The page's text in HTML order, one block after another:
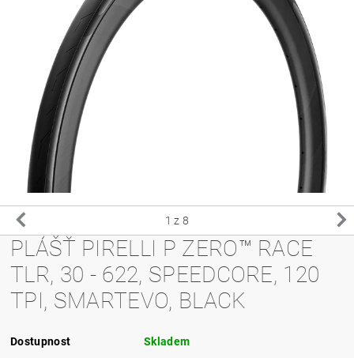
1 z 8
PLÁŠŤ PIRELLI P ZERO™ RACE
TLR, 30 - 622, SPEEDCORE, 120
TPI, SMARTEVO, BLACK
Dostupnost
Skladem